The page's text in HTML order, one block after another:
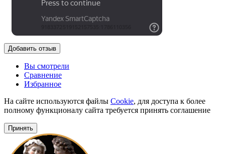
Добавить отзыв
Вы смотрели
Сравнение
Избранное
На сайте используются файлы Cookie, для доступа к более
полному функционалу сайта требуется принять соглашение
Принять